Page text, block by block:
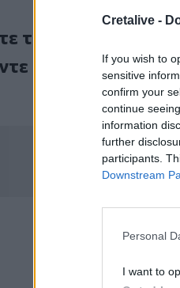
Cretalive -
If you wish to
sensitive
confirm your
continue
information
further
participants.
Downstream
Personal
I want to
το Cretalive στο
εγγραφή στο
ΣΧΕΤΙΚΆ